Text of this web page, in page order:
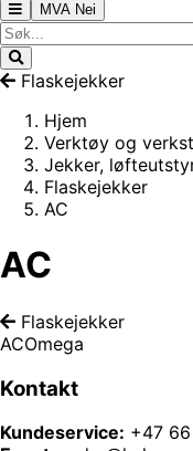
MVA Nei
Flaskejekker
Hjem
Verktøy og
Jekker,
Flaskejekker
AC
AC
Flaskejekker
ACOmega
Kontakt
Kundeservice: +47